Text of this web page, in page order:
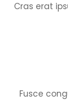
Cras erat
Fusce